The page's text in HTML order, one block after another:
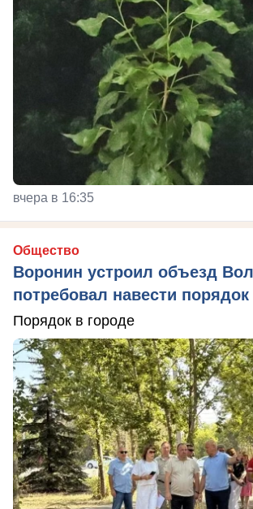
вчера в 16:35
Общество
Воронин устроил объезд
потребовал навести порядок
Порядок в городе